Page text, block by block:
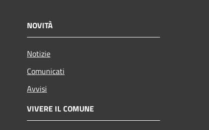
NOVITÀ
Notizie
Comunicati
Avvisi
VIVERE IL COMUNE